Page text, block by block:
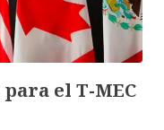
el T-MEC